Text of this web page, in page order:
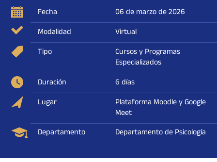
Fecha
06 de marzo de 2026
Modalidad
Virtual
Tipo
Cursos y Programas
Especializados
Duración
6 días
Lugar
Plataforma Moodle y Google
Meet
Departamento
Departamento de Psicología